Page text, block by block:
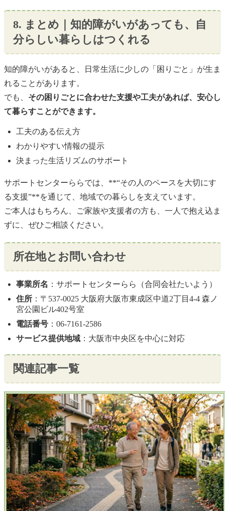
8. まとめ｜知的障がいがあっても、自
分らしい暮らしはつくれる
知的障がいがあると、日常生活に少しの「困りごと」が生ま
れることがあります。
でも、 その困りごとに合わせた支援や工夫があれば、安心し
て暮らすことができます。
工夫のある伝え方
わかりやすい情報の提示
決まった生活リズムのサポート
サポートセンターららでは、**“その人のペースを大切にす
る支援”**を通じて、地域での暮らしを支えています。
ご本人はもちろん、ご家族や支援者の方も、一人で抱え込ま
ずに、ぜひご相談ください。
所在地とお問い合わせ
事業所名 ：サポートセンターらら（合同会社たいよう）
住所 ：〒537-0025 大阪府大阪市東成区中道2丁目4-4 森ノ
宮公園ビル402号室
電話番号 ：06-7161-2586
サービス提供地域 ：大阪市中央区を中心に対応
関連記事一覧